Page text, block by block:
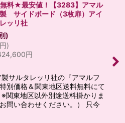
料★最安値！【3283】アマル
サイドボード（3枚扉）アイ
ッリ社
)
円)
円
サルタレッリ社の『アマルフ
別価格＆関東地区送料無料にて
関東地区以外別途送料掛かりま
問い合わせください。） 只今